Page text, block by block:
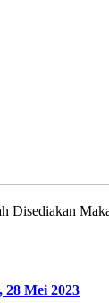
Disediakan
Mei 2023